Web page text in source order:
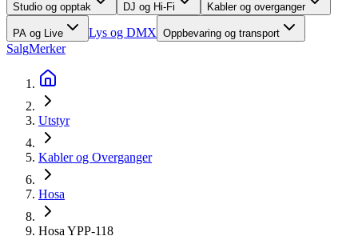
Studio og opptak DJ og Hi-Fi Kabler og overganger
PA og Live Lys og DMX Oppbevaring og transport
SalgMerker
Utstyr
Kabler og Overganger
Hosa
Hosa YPP-118